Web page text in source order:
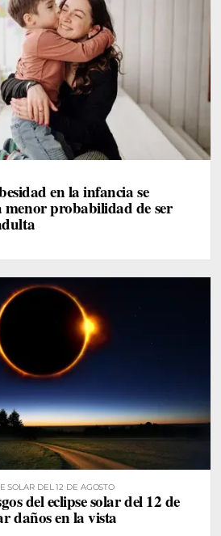
en la infancia se
probabilidad de ser
SOLAR DEL 12 DE AGOSTO
del eclipse solar del 12 de
daños en la vista